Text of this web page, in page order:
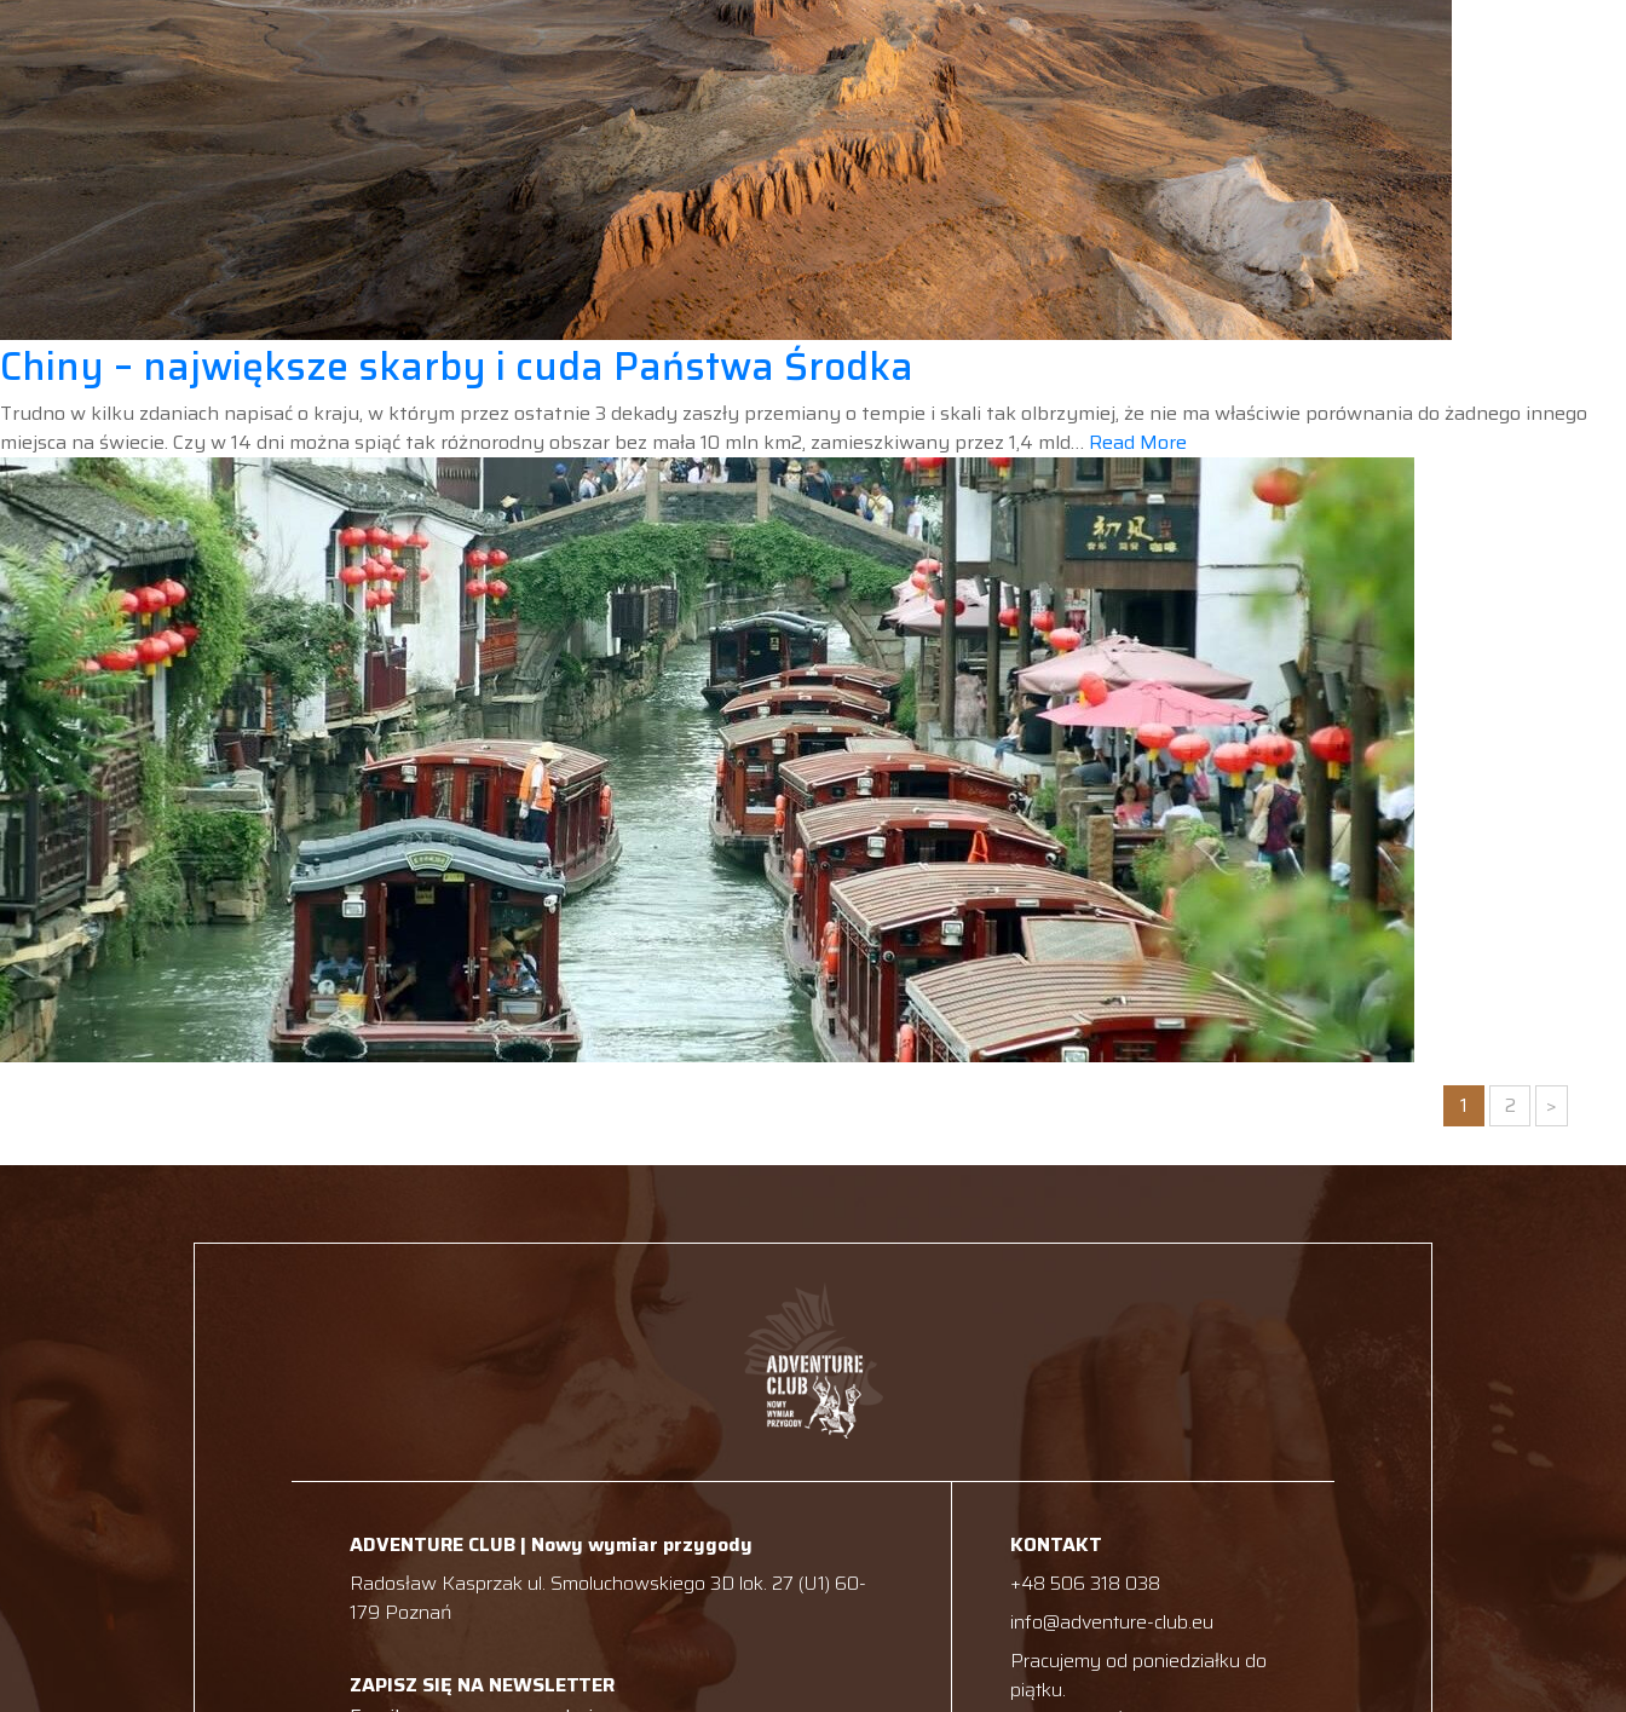
Chiny – największe skarby i cuda Państwa Środka
Trudno w kilku zdaniach napisać o kraju, w którym przez ostatnie 3 dekady zaszły przemiany o tempie i skali tak olbrzymiej, że nie ma właściwie porównania do żadnego innego
miejsca na świecie. Czy w 14 dni można spiąć tak różnorodny obszar bez mała 10 mln km2, zamieszkiwany przez 1,4 mld… Read More
1 2 >
ADVENTURE CLUB | Nowy wymiar przygody
Radosław Kasprzak ul. Smoluchowskiego 3D lok. 27 (U1) 60-
179 Poznań
ZAPISZ SIĘ NA NEWSLETTER
KONTAKT
+48 506 318 038
info@adventure-club.eu
Pracujemy od poniedziałku do
piątku.